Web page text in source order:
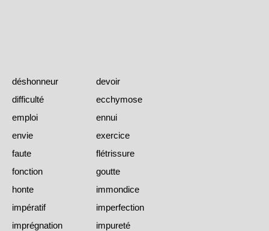
déshonneur
devoir
difficulté
ecchymose
emploi
ennui
envie
exercice
faute
flétrissure
fonction
goutte
honte
immondice
impératif
imperfection
imprégnation
impureté